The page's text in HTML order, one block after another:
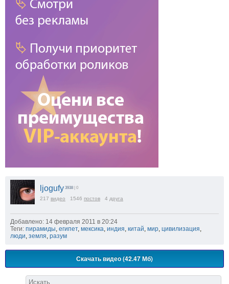
ljogufy 3938 | 0
217 видео 1546 постов 4 друга
Добавлено: 14 февраля 2011 в 20:24
Теги: пирамиды египет, мексика индия китай мир цивилизация
люди земля разум
Скачать видео (42.47 Мб)